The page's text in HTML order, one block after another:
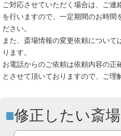
ご対応させていただく場合は、ご
を行いますので、一定期間のお時間
ださい。
また、斎場情報の変更依頼につい
ります。
お電話からのご依頼は依頼内容の
とさせて頂いておりますので、ご理
修正したい斎